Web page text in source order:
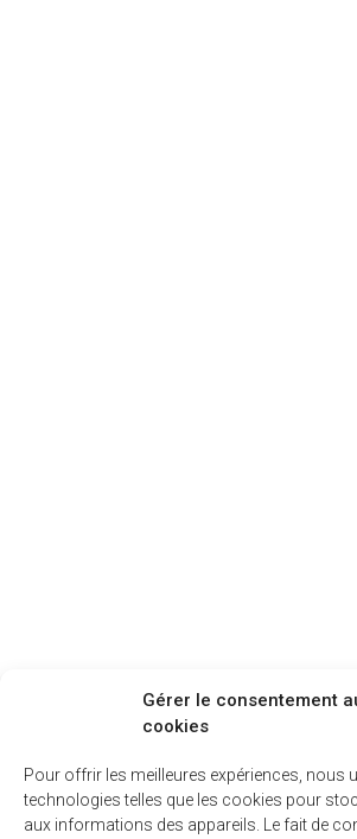
Gérer le consentement
cookies
Pour offrir les meilleures expériences, nous
technologies telles que les cookies pour
aux informations des appareils. Le fait de